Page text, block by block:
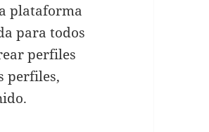
plataforma
para todos
perfiles
perfiles,